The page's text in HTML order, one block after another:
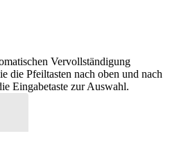
Vervollständigung
die Pfeiltasten nach oben und nach
Eingabetaste zur Auswahl.